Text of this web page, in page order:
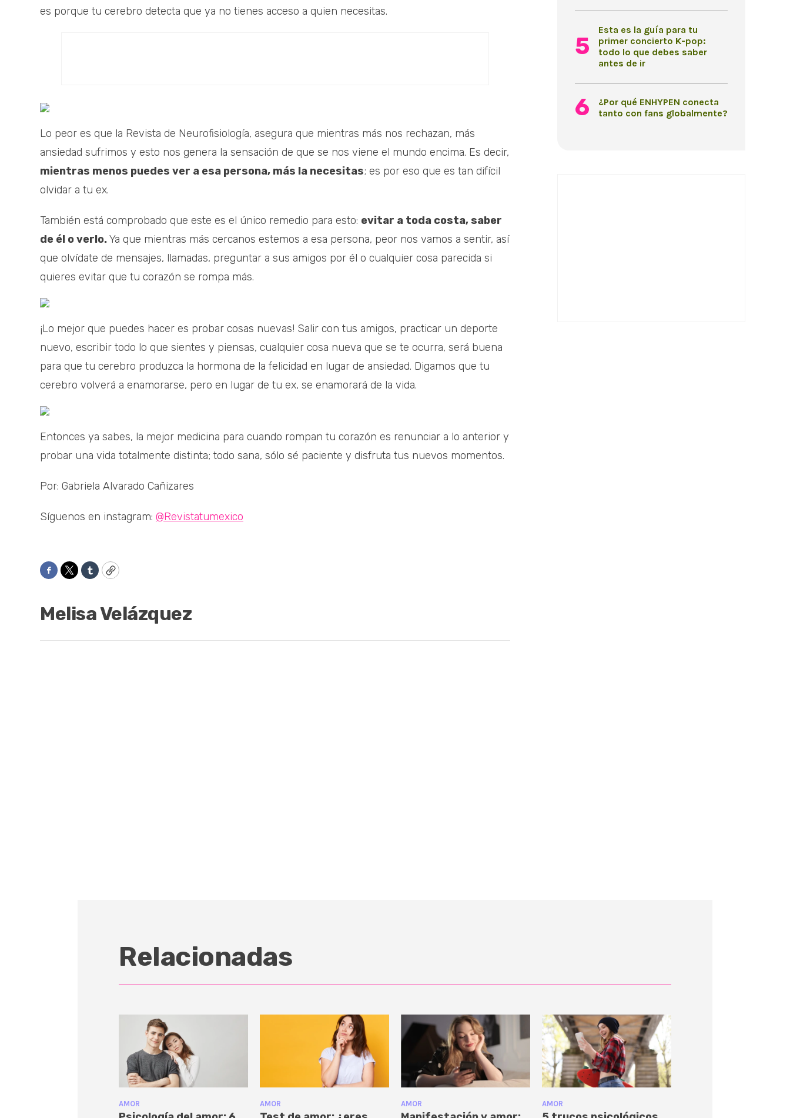
es porque tu cerebro detecta que ya no tienes acceso a quien necesitas.
Lo peor es que la Revista de Neurofisiología, asegura que mientras más nos rechazan, más
ansiedad sufrimos y esto nos genera la sensación de que se nos viene el mundo encima. Es decir,
mientras menos puedes ver a esa persona, más la necesitas; es por eso que es tan difícil
olvidar a tu ex.
También está comprobado que este es el único remedio para esto: evitar a toda costa, saber
de él o verlo.Ya que mientras más cercanos estemos a esa persona, peor nos vamos a sentir, así
que olvídate de mensajes, llamadas, preguntar a sus amigos por él o cualquier cosa parecida si
quieres evitar que tu corazón se rompa más.
¡Lo mejor que puedes hacer es probar cosas nuevas! Salir con tus amigos, practicar un deporte
nuevo, escribir todo lo que sientes y piensas, cualquier cosa nueva que se te ocurra, será buena
para que tu cerebro produzca la hormona de la felicidad en lugar de ansiedad. Digamos que tu
cerebro volverá a enamorarse, pero en lugar de tu ex, se enamorará de la vida.
Entonces ya sabes, la mejor medicina para cuando rompan tu corazón es renunciar a lo anterior y
probar una vida totalmente distinta; todo sana, sólo sé paciente y disfruta tus nuevos momentos.
Por: Gabriela Alvarado Cañizares
Síguenos en instagram: @Revistatumexico
Facebook
TwitterTumblrCopy
Melisa Velázquez
Esta es la guía para tu
primer concierto K-pop:
todo lo que debes saber
antes de ir
¿Por qué ENHYPEN conecta
tanto con fans globalmente?
Relacionadas
AMOR AMOR AMOR AMOR